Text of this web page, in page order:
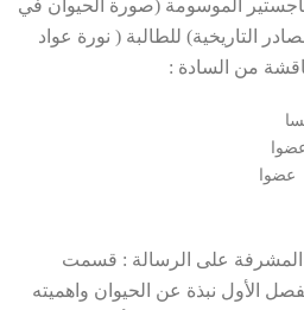
الماجستير الموسومة (صورة الحيوان في
التاريخية) للطالبة ( نورة عواد
من السادة :
على الرسالة : قسمت
الأول نبذة عن الحيوان واهميته